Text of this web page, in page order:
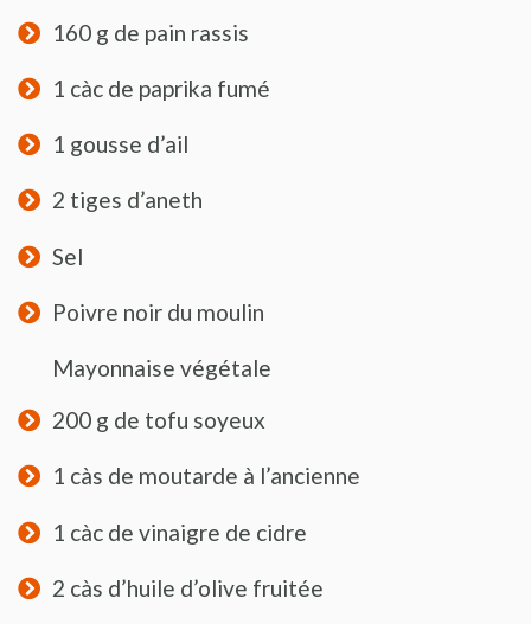
160 g de pain rassis
1 càc de paprika fumé
1 gousse d’ail
2 tiges d’aneth
Sel
Poivre noir du moulin
Mayonnaise végétale
200 g de tofu soyeux
1 càs de moutarde à l’ancienne
1 càc de vinaigre de cidre
2 càs d’huile d’olive fruitée